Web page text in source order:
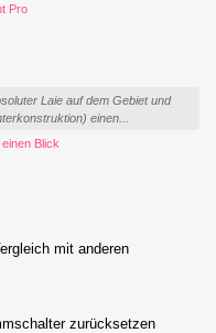
Pro
Laie auf dem Gebiet und
einen...
Blick
mit anderen
zurücksetzen